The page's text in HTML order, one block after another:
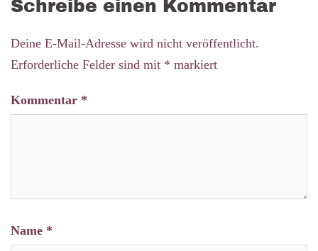
Schreibe einen Kommentar
Deine E-Mail-Adresse wird nicht veröffentlicht.
Erforderliche Felder sind mit * markiert
Kommentar *
Name *